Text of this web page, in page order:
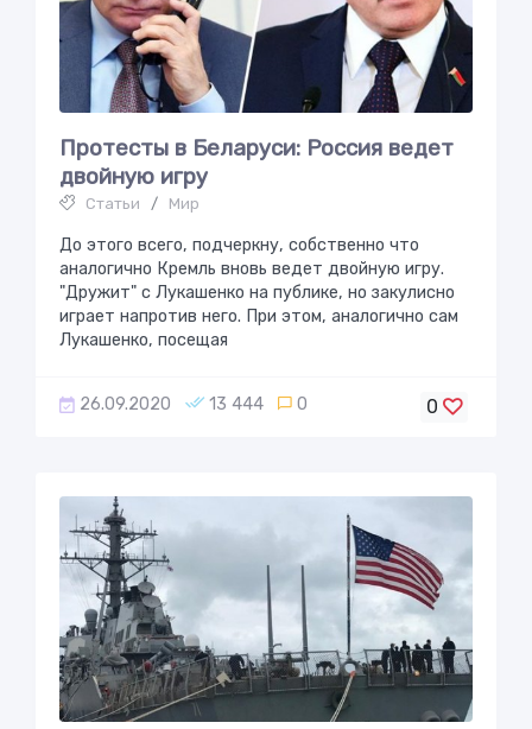
Протесты в Беларуси: Россия ведет
двoйную игру
Статьи / Мир
До этого всего, подчеркну, собственно что
аналогично Кремль вновь ведет двойную игру.
"Дружит" с Лукашенко на публике, но закулисно
играет напротив него. При этом, аналогично сам
Лукашенко, посещая
26.09.2020 13 444 0 0